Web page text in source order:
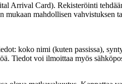
Card). Rekisteröinti
mukaan mahdollisen
koko nimi (kuten passissa),
Tiedot voi ilmoittaa myös